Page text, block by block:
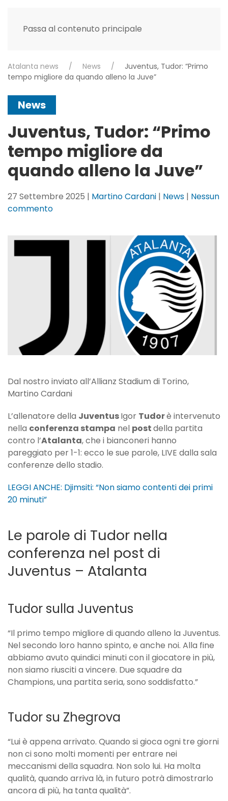
Passa al contenuto principale
Atalanta news News
Juventus, Tudor: “Primo
tempo migliore da quando alleno la Juve”
News
Juventus, Tudor: “Primo
tempo migliore da
quando alleno la Juve”
27 Settembre 2025 | Martino Cardani | News | Nessun
commentosu
Juve”
Dal nostro inviato all’Allianz Stadium di Torino,
Martino Cardani
L’allenatore della JuventusIgor Tudorè intervenuto
nella conferenza stampa nel postdella partita
contro l’Atalanta, che i bianconeri hanno
pareggiato per 1-1: ecco le sue parole, LIVE dalla sala
conferenze dello stadio.
LEGGI ANCHE: Djimsiti: “Non siamo contenti dei primi
20 minuti”
Le parole di Tudor nella
conferenza nel post di
Juventus – Atalanta
Tudor sulla Juventus
“Il primo tempo migliore di quando alleno la Juventus.
Nel secondo loro hanno spinto, e anche noi. Alla fine
abbiamo avuto quindici minuti con il giocatore in più,
non siamo riusciti a vincere. Due squadre da
Champions, una partita seria, sono soddisfatto.”
Tudor su Zhegrova
“Lui è appena arrivato. Quando si gioca ogni tre giorni
non ci sono molti momenti per entrare nei
meccanismi della squadra. Non solo lui. Ha molta
qualità, quando arriva là, in futuro potrà dimostrarlo
ancora di più, ha tanta qualità”.